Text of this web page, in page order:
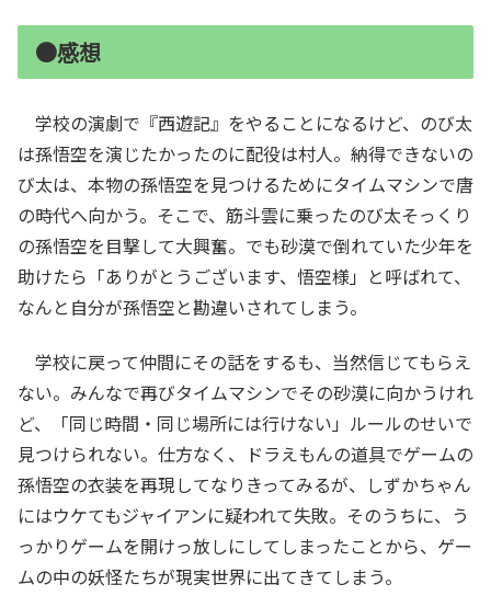
●感想
学校の演劇で『西遊記』をやることになるけど、のび太
は孫悟空を演じたかったのに配役は村人。納得できないの
び太は、本物の孫悟空を見つけるためにタイムマシンで唐
の時代へ向かう。そこで、筋斗雲に乗ったのび太そっくり
の孫悟空を目撃して大興奮。でも砂漠で倒れていた少年を
助けたら「ありがとうございます、悟空様」と呼ばれて、
なんと自分が孫悟空と勘違いされてしまう。
学校に戻って仲間にその話をするも、当然信じてもらえ
ない。みんなで再びタイムマシンでその砂漠に向かうけれ
ど、「同じ時間・同じ場所には行けない」ルールのせいで
見つけられない。仕方なく、ドラえもんの道具でゲームの
孫悟空の衣装を再現してなりきってみるが、しずかちゃん
にはウケてもジャイアンに疑われて失敗。そのうちに、う
っかりゲームを開けっ放しにしてしまったことから、ゲー
ムの中の妖怪たちが現実世界に出てきてしまう。